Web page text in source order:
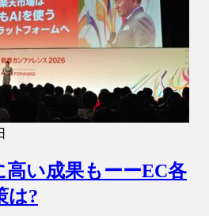
高い成果もーーEC各
は?